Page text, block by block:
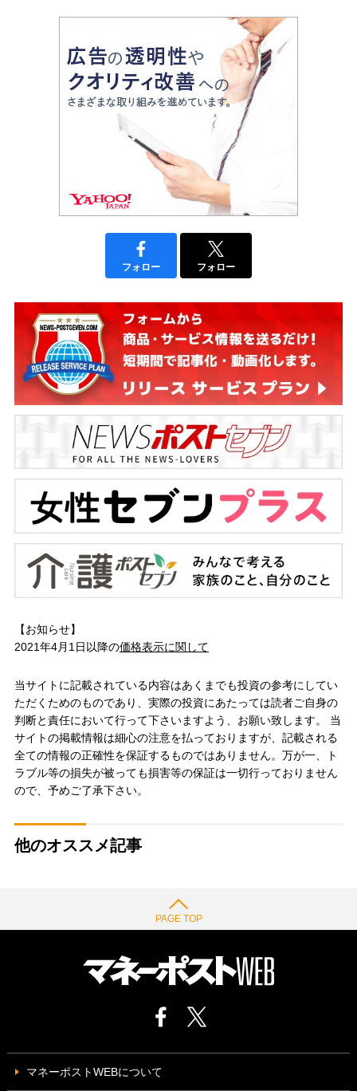
フォロー フォロー
【お知らせ】
2021年4月1日以降の価格表示に関して
当サイトに記載されている内容はあくまでも投資の参考にしてい
ただくためのものであり、実際の投資にあたっては読者ご自身の
判断と責任において行って下さいますよう、お願い致します。 当
サイトの掲載情報は細心の注意を払っておりますが、記載される
全ての情報の正確性を保証するものではありません。万が一、ト
ラブル等の損失が被っても損害等の保証は一切行っておりません
ので、予めご了承下さい。
他のオススメ記事
PAGE TOP
マネーポストWEBについて